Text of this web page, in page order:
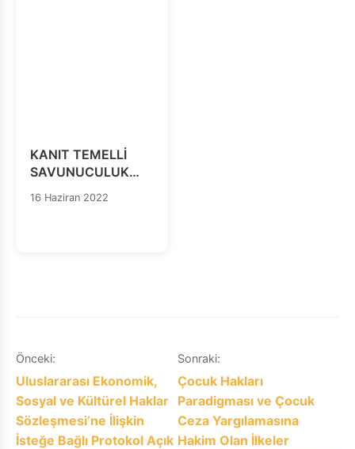
KANIT TEMELLİ
SAVUNUCULUK
HAK ÖRGÜTLERİ
16 Haziran 2022
Yazı
gezinmesi
Önceki:
Uluslararası Ekonomik,
Sosyal ve Kültürel Haklar
Sözleşmesi’ne İlişkin
İsteğe Bağlı Protokol Açık
Sonraki:
Çocuk Hakları
Paradigması ve Çocuk
Ceza Yargılamasına
Hakim Olan İlkeler